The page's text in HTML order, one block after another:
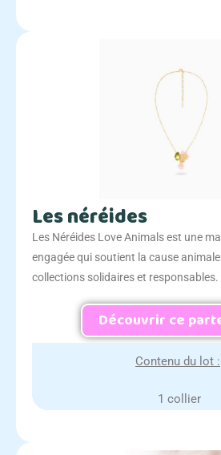
Les néréides
Les Néréides Love Animals est une
engagée qui soutient la cause
collections solidaires et responsables.
Découvrir ce
Contenu du lot :
1 collier